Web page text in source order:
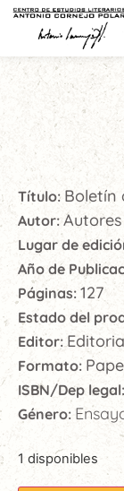
Título: Boletín
Autor:
Lugar de
Año de
Páginas: 127
Estado del
Editor:
Formato:
ISBN/Dep legal:
Género:
1 disponibles